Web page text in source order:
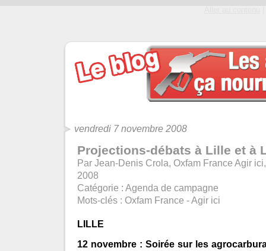
vendredi 7 novembre 2008
Projections-débats à Lille et à
Par Jean-Denis Crola, Oxfam France Agir
2008
Catégorie : Agenda de campagne
Mots-clés : Oxfam France - Agir ici
LILLE
12 novembre : Soirée sur les